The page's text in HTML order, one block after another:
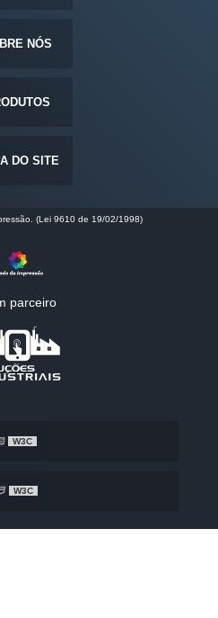
NÓS
DO SITE
(Lei 9610 de 19/02/1998)
parceiro
W3C
W3C